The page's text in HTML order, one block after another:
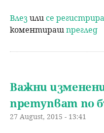
Влезили се
коментирашпреглед
Важни
претупват по
27 August, 2015 - 13:41